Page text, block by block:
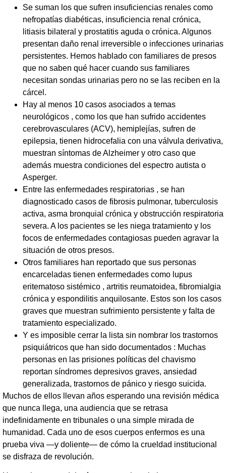
Se suman los que sufren insuficiencias renales como
nefropatías diabéticas, insuficiencia renal crónica,
litiasis bilateral y prostatitis aguda o crónica. Algunos
presentan daño renal irreversible o infecciones urinarias
persistentes. Hemos hablado con familiares de presos
que no saben qué hacer cuando sus familiares
necesitan sondas urinarias pero no se las reciben en la
cárcel.
Hay al menos 10 casos asociados a temas
neurológicos , como los que han sufrido accidentes
cerebrovasculares (ACV), hemiplejías, sufren de
epilepsia, tienen hidrocefalia con una válvula derivativa,
muestran síntomas de Alzheimer y otro caso que
además muestra condiciones del espectro autista o
Asperger.
Entre las enfermedades respiratorias , se han
diagnosticado casos de fibrosis pulmonar, tuberculosis
activa, asma bronquial crónica y obstrucción respiratoria
severa. A los pacientes se les niega tratamiento y los
focos de enfermedades contagiosas pueden agravar la
situación de otros presos.
Otros familiares han reportado que sus personas
encarceladas tienen enfermedades como lupus
eritematoso sistémico , artritis reumatoidea, fibromialgia
crónica y espondilitis anquilosante. Estos son los casos
graves que muestran sufrimiento persistente y falta de
tratamiento especializado.
Y es imposible cerrar la lista sin nombrar los trastornos
psiquiátricos que han sido documentados : Muchas
personas en las prisiones políticas del chavismo
reportan síndromes depresivos graves, ansiedad
generalizada, trastornos de pánico y riesgo suicida.
Muchos de ellos llevan años esperando una revisión médica
que nunca llega, una audiencia que se retrasa
indefinidamente en tribunales o una simple mirada de
humanidad. Cada uno de esos cuerpos enfermos es una
prueba viva —y doliente— de cómo la crueldad institucional
se disfraza de revolución.